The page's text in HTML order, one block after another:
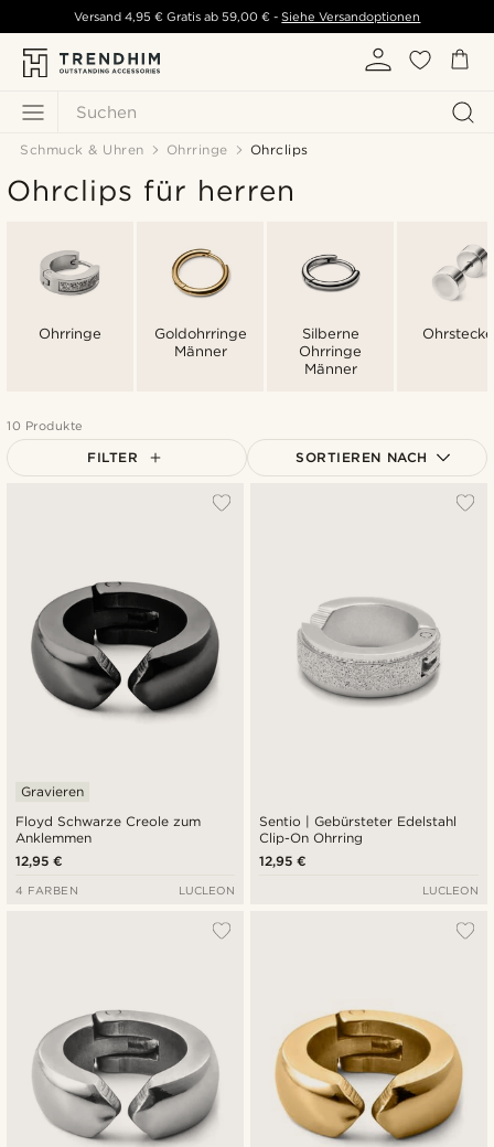
Suchen
Versand 4,95 € Gratis ab 59,00 € - Siehe Versandoptionen
Schmuck & Uhren Ohrringe Ohrclips
Ohrclips für herren
Ohrringe
Goldohrringe
Männer
Silberne
Ohrringe
Männer
10 Produkte
FILTER SORTIEREN NACH
Höchster Preis
Floyd Schwarze Creole zum
Anklemmen
Gravieren
12,95 €
4 FARBEN LUCLEON
Sentio | Gebürsteter Edelstahl
Clip-On Ohrring
12,95 €
LUCLEON